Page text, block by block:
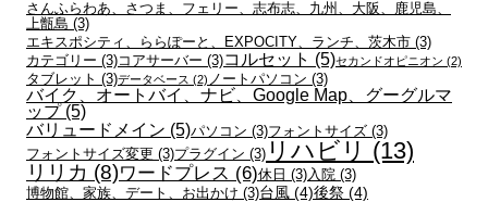
さんふらわあ、さつま、フェリー、志布志、九州、大阪、鹿児島、
上甑島 (3)
エキスポシティ、ららぽーと、EXPOCITY、ランチ、茨木市 (3)
カテゴリー (3)コアサーバー (3)コルセット (5)セカンドオピニオン (2)
タブレット (3)データベース (2) ノートパソコン (3)
バイク、オートバイ、ナビ、Google Map、グーグルマ
ップ(5)
バリュードメイン (5)パソコン (3)フォントサイズ (3)
フォントサイズ変更 (3)プラグイン (3) リハビリ (13)
リリカ (8)ワードプレス (6)休日 (3)入院 (3)
博物館、家族、デート、お出かけ (3)台風 (4)後祭 (4)